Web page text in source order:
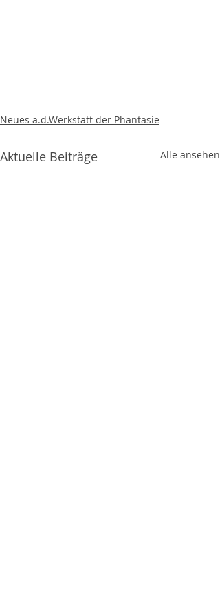
Neues a.d.Werkstatt der Phantasie
Aktuelle Beiträge Alle ansehen